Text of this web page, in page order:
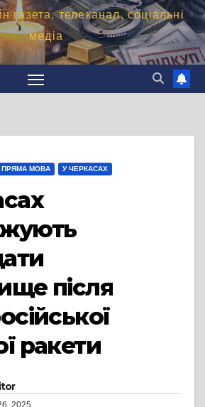
газета, телеканал, соціальні
медіа
ПРЯМА МОВА У ЧЕРКАСАХ
після
ракети